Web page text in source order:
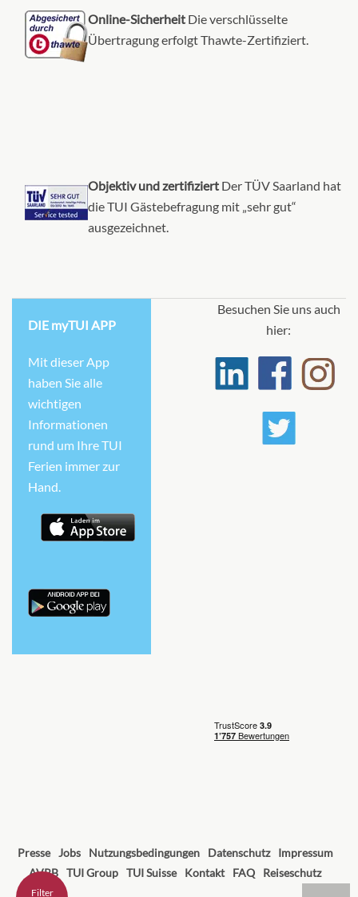
Filter
Online-Sicherheit Die verschlüsselte
Übertragung erfolgt Thawte-Zertifiziert.
Objektiv und zertifiziert Der TÜV Saarland hat
die TUI Gästebefragung mit „sehr gut“
ausgezeichnet.
DIE myTUI APP
Mit dieser App
haben Sie alle
wichtigen
Informationen
rund um Ihre TUI
Ferien immer zur
Hand.
Besuchen Sie uns auch
hier:
Presse Jobs Nutzungsbedingungen Datenschutz
Impressum
AVRB TUI Group TUI Suisse Kontakt FAQ Reiseschutz